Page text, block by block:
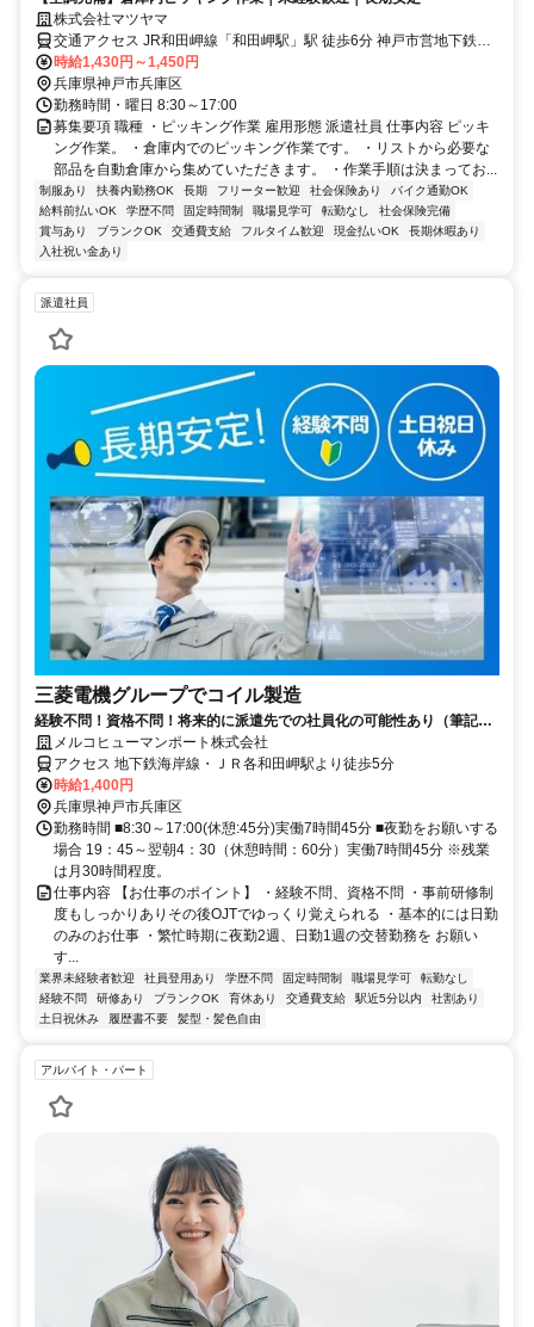
株式会社マツヤマ
交通アクセス JR和田岬線「和田岬駅」駅 徒歩6分 神戸市営地下鉄海
岸線「和田岬駅」駅 徒歩5分
時給1,430円～1,450円
兵庫県神戸市兵庫区
勤務時間・曜日 8:30～17:00
募集要項 職種 ・ピッキング作業 雇用形態 派遣社員 仕事内容 ピッキ
ング作業。 ・倉庫内でのピッキング作業です。 ・リストから必要な
部品を自動倉庫から集めていただきます。 ・作業手順は決まってお...
制服あり 扶養内勤務OK 長期 フリーター歓迎 社会保険あり
バイク通勤OK
給料前払いOK
学歴不問 固定時間制 職場見学可 転勤なし
社会保険完備
賞与あり
ブランクOK 交通費支給 フルタイム歓迎 現金払いOK
長期休暇あり
入社祝い金あり
派遣社員
三菱電機グループでコイル製造
経験不問！資格不問！将来的に派遣先での社員化の可能性あり（筆記試
験なし）
メルコヒューマンポート株式会社
アクセス 地下鉄海岸線・ＪＲ各和田岬駅より徒歩5分
時給1,400円
兵庫県神戸市兵庫区
勤務時間 ■8:30～17:00(休憩:45分)実働7時間45分 ■夜勤をお願いする
場合 19：45～翌朝4：30（休憩時間：60分）実働7時間45分 ※残業
は月30時間程度。
仕事内容 【お仕事のポイント】 ・経験不問、資格不問 ・事前研修制
度もしっかりありその後OJTでゆっくり覚えられる ・基本的には日勤
のみのお仕事 ・繁忙時期に夜勤2週、日勤1週の交替勤務を お願い
す...
業界未経験者歓迎 社員登用あり 学歴不問 固定時間制 職場見学可
転勤なし
経験不問
研修あり ブランクOK 育休あり 交通費支給 駅近5分以内
社割あり
土日祝休み
履歴書不要 髪型・髪色自由
アルバイト・パート